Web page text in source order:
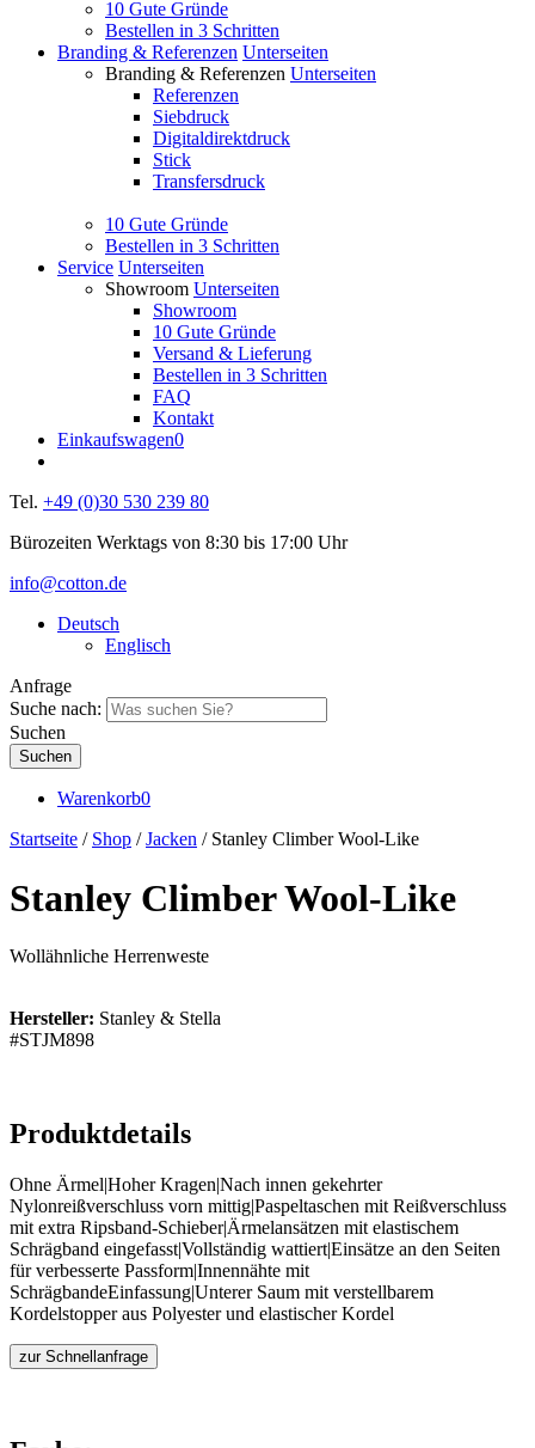
10 Gute Gründe
Bestellen in 3 Schritten
Branding & Referenzen Unterseiten
Branding & Referenzen Unterseiten
Referenzen
Siebdruck
Digitaldirektdruck
Stick
Transfersdruck
10 Gute Gründe
Bestellen in 3 Schritten
Service Unterseiten
Showroom Unterseiten
Showroom
10 Gute Gründe
Versand & Lieferung
Bestellen in 3 Schritten
FAQ
Kontakt
Einkaufswagen0
Tel. +49 (0)30 530 239 80
Bürozeiten Werktags von 8:30 bis 17:00 Uhr
info@cotton.de
Deutsch
Englisch
Anfrage
Suche nach:
Suchen
Warenkorb0
Startseite / Shop /Jacken / Stanley Climber Wool-Like
Stanley Climber Wool-Like
Wollähnliche Herrenweste
Hersteller: Stanley & Stella
#STJM898
Produktdetails
Ohne Ärmel|Hoher Kragen|Nach innen gekehrter
Nylonreißverschluss vorn mittig|Paspeltaschen mit Reißverschluss
mit extra Ripsband-Schieber|Ärmelansätzen mit elastischem
Schrägband eingefasst|Vollständig wattiert|Einsätze an den Seiten
für verbesserte Passform|Innennähte mit
SchrägbandeEinfassung|Unterer Saum mit verstellbarem
Kordelstopper aus Polyester und elastischer Kordel
zur Schnellanfrage